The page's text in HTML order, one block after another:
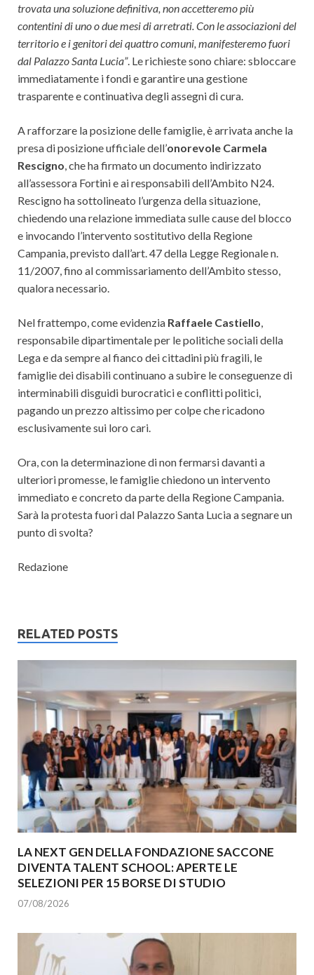
trovata una soluzione definitiva, non accetteremo più
contentini di uno o due mesi di arretrati. Con le associazioni del
territorio e i genitori dei quattro comuni, manifesteremo fuori
dal Palazzo Santa Lucia”. Le richieste sono chiare: sbloccare
immediatamente i fondi e garantire una gestione
trasparente e continuativa degli assegni di cura.
A rafforzare la posizione delle famiglie, è arrivata anche la
presa di posizione ufficiale dell’onorevole Carmela
Rescigno, che ha firmato un documento indirizzato
all’assessora Fortini e ai responsabili dell’Ambito N24.
Rescigno ha sottolineato l’urgenza della situazione,
chiedendo una relazione immediata sulle cause del blocco
e invocando l’intervento sostitutivo della Regione
Campania, previsto dall’art. 47 della Legge Regionale n.
11/2007, fino al commissariamento dell’Ambito stesso,
qualora necessario.
Nel frattempo, come evidenzia Raffaele Castiello,
responsabile dipartimentale per le politiche sociali della
Lega e da sempre al fianco dei cittadini più fragili, le
famiglie dei disabili continuano a subire le conseguenze di
interminabili disguidi burocratici e conflitti politici,
pagando un prezzo altissimo per colpe che ricadono
esclusivamente sui loro cari.
Ora, con la determinazione di non fermarsi davanti a
ulteriori promesse, le famiglie chiedono un intervento
immediato e concreto da parte della Regione Campania.
Sarà la protesta fuori dal Palazzo Santa Lucia a segnare un
punto di svolta?
Redazione
RELATED POSTS
LA NEXT GEN DELLA FONDAZIONE SACCONE
DIVENTA TALENT SCHOOL: APERTE LE
SELEZIONI PER 15 BORSE DI STUDIO
07/08/2026